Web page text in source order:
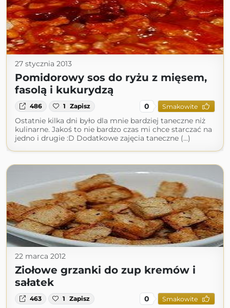
27 stycznia 2013
Pomidorowy sos do ryżu z mięsem,
fasolą i kukurydzą
486 1 Zapisz 0 Smakowite
Ostatnie kilka dni było dla mnie bardziej taneczne niż
kulinarne. Jakoś to nie bardzo czas mi chce starczać na
jedno i drugie :D Dodatkowe zajęcia taneczne (...)
22 marca 2012
Ziołowe grzanki do zup kremów i
sałatek
463 1 Zapisz 0 Smakowite